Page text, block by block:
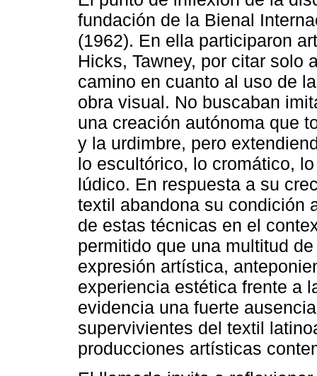
fundación de la Bienal
(1962). En ella participaron
Hicks, Tawney, por citar solo
camino en cuanto al uso de
obra visual. No buscaban
una creación autónoma que
y la urdimbre, pero
lo escultórico, lo cromático,
lúdico. En respuesta a su
textil abandona su condición
de estas técnicas en el
permitido que una multitud
expresión artística,
experiencia estética frente a
evidencia una fuerte
supervivientes del textil
producciones artísticas